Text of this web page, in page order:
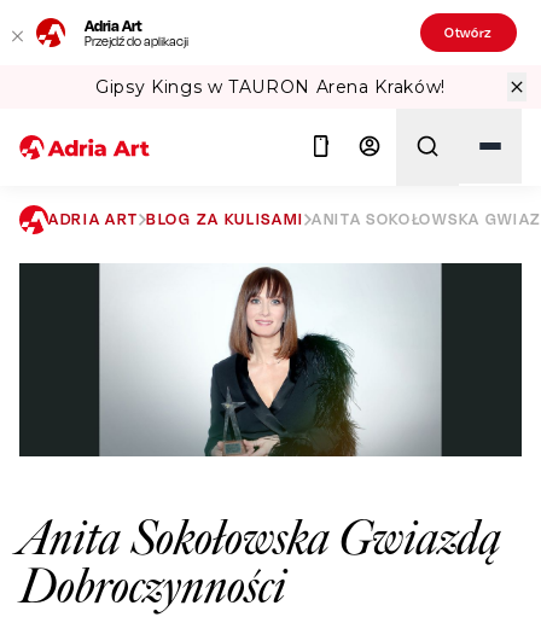
Adria Art
Przejdź do aplikacji Otwórz
Gipsy Kings w TAURON Arena Kraków!
Szukaj
ADRIA ART BLOG ZA KULISAMI ANITA SOKOŁOWSKA
Anita Sokołowska Gwiazdą
Dobroczynności